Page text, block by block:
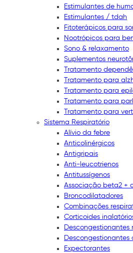
Estimulantes de
Estimulantes / tdah
Fitoterápicos para
Nootrópicos para
Sono & relaxamento
Suplementos
Tratamento
Tratamento para
Tratamento para
Tratamento para
Tratamento para
Sistema Respiratório
Alívio da febre
Anticolinérgicos
Antigripais
Anti-leucotrienos
Antitussígenos
Associação beta2 +
Broncodilatadores
Combinações
Corticoides
Descongestionantes
Descongestionantes
Expectorantes